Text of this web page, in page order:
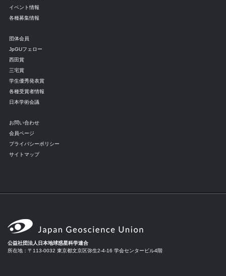
イベント情報
各種募集情報
団体会員
JpGUフェロー
西田賞
三宅賞
学生優秀発表賞
各種受賞者情報
日本学術会議
お問い合わせ
会員ページ
プライバシーポリシー
サイトマップ
公益社団法人日本地球惑星科学連合
所在地：〒113-0032 東京都文京区弥生2-4-16 学会センタービル4階